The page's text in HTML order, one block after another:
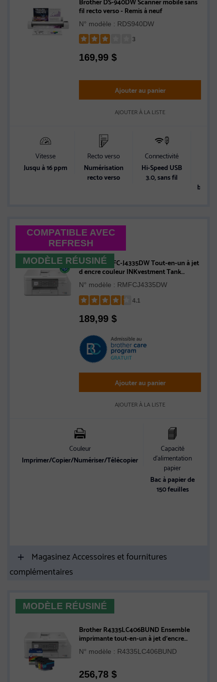
fil recto verso - Remis à neuf
N° modèle : RDS940DW
3
3
169,99 $
Ajouter au panier
AJOUTER À LA LISTE
Vitesse
Jusqu à 16 ppm
Recto verso
Numérisation
recto verso
Connectivité
Hi-Speed USB
3.0, sans fil
COMPATIBLE AVEC
REFRESH
MODÈLE RÉUSINÉBrother RMFC-J4335DW Tout-en-un à jet
d encre couleur INKvestment Tank
compatible avec l’Abonnement Refresh -
Remise à neuf
N° modèle : RMFCJ4335DW
4.1
4.1
of
5
stars
189,99 $
Ajouter au panier
AJOUTER À LA LISTE
Couleur
Imprimer/Copier/Numériser/Télécopier
Capacité
d’alimentation
papier
Bac à papier de
150 feuilles
Magasinez Accessoires et fournitures
complémentaires
MODÈLE RÉUSINÉ
Brother R4335LC406BUND Ensemble
imprimante tout-en-un à jet d'encre
couleur INKvestment Tank réusinée et
encre
N° modèle : R4335LC406BUND
256,78 $